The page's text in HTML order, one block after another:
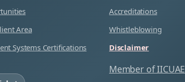
Area
Systems Certifications
Accreditations
Whistleblowing
Disclaimer
Member of IICUAE